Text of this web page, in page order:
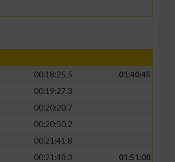
00:18:25.5
01:40:45
00:19:27.3
00:20:20.7
00:20:50.2
00:21:41.8
00:21:48.3
01:51:08